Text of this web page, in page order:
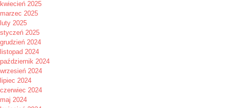
kwiecień 2025
marzec 2025
luty 2025
styczeń 2025
grudzień 2024
listopad 2024
październik 2024
wrzesień 2024
lipiec 2024
czerwiec 2024
maj 2024